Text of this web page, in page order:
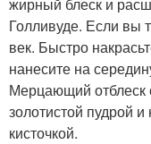
Голливуде. Если вы
век. Быстро
нанесите на
Мерцающий отблеск
золотистой пудрой
кисточкой.